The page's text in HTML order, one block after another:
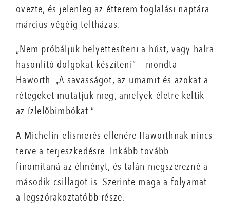
övezte, és jelenleg az étterem foglalási naptára
március végéig teltházas.
„Nem próbáljuk helyettesíteni a húst, vagy halra
hasonlító dolgokat készíteni” – mondta
Haworth. „A savasságot, az umamit és azokat a
rétegeket mutatjuk meg, amelyek életre keltik
az ízlelőbimbókat.”
A Michelin-elismerés ellenére Haworthnak nincs
terve a terjeszkedésre. Inkább tovább
finomítaná az élményt, és talán megszerezné a
második csillagot is. Szerinte maga a folyamat
a legszórakoztatóbb része.